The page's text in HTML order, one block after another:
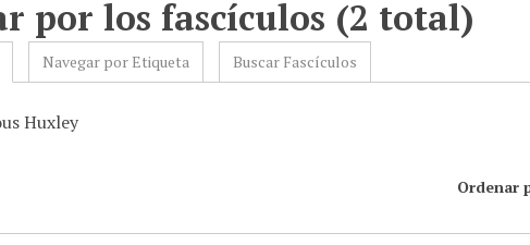
por los fascículos (2 total)
Navegar por Etiqueta Buscar Fascículos
Huxley
Ordenar